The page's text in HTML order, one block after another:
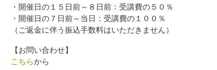
・開催日の１５日前～８日前：受講費の５０％
・開催日の７日前～当日：受講費の１００％
（ご返金に伴う振込手数料はいただきません）
【お問い合わせ】
こちらから